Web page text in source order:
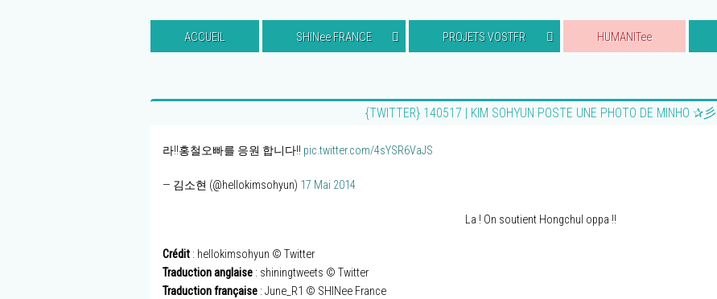
ACCUEIL SHINee FRANCE PROJETS VOSTFR HUMANITee
{TWITTER} 140517 | KIM SOHYUN POSTE UNE PHOTO DE MINHO ✰彡
라!!홍철오빠를 응원 합니다!! pic.twitter.com/4sYSR6VaJS
— 김소현 (@hellokimsohyun) 17 Mai 2014
La ! On soutient Hongchul oppa !!
Crédit : hellokimsohyun © Twitter
Traduction anglaise : shiningtweets © Twitter
Traduction française : June_R1 © SHINee France